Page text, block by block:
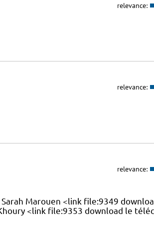
relevance:
relevance:
relevance:
Marouen <link file:9349
<link file:9353 download le